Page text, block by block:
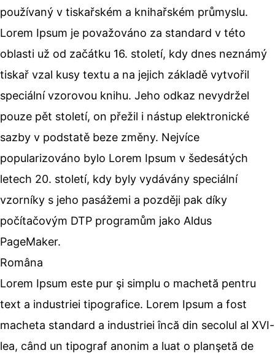
používaný v tiskařském a knihařském průmyslu.
Lorem Ipsum je považováno za standard v této
oblasti už od začátku 16. století, kdy dnes neznámý
tiskař vzal kusy textu a na jejich základě vytvořil
speciální vzorovou knihu. Jeho odkaz nevydržel
pouze pět století, on přežil i nástup elektronické
sazby v podstatě beze změny. Nejvíce
popularizováno bylo Lorem Ipsum v šedesátých
letech 20. století, kdy byly vydávány speciální
vzorníky s jeho pasážemi a později pak díky
počítačovým DTP programům jako Aldus
PageMaker.
Româna
Lorem Ipsum este pur şi simplu o machetă pentru
text a industriei tipografice. Lorem Ipsum a fost
macheta standard a industriei încă din secolul al XVI-
lea, când un tipograf anonim a luat o planşetă de